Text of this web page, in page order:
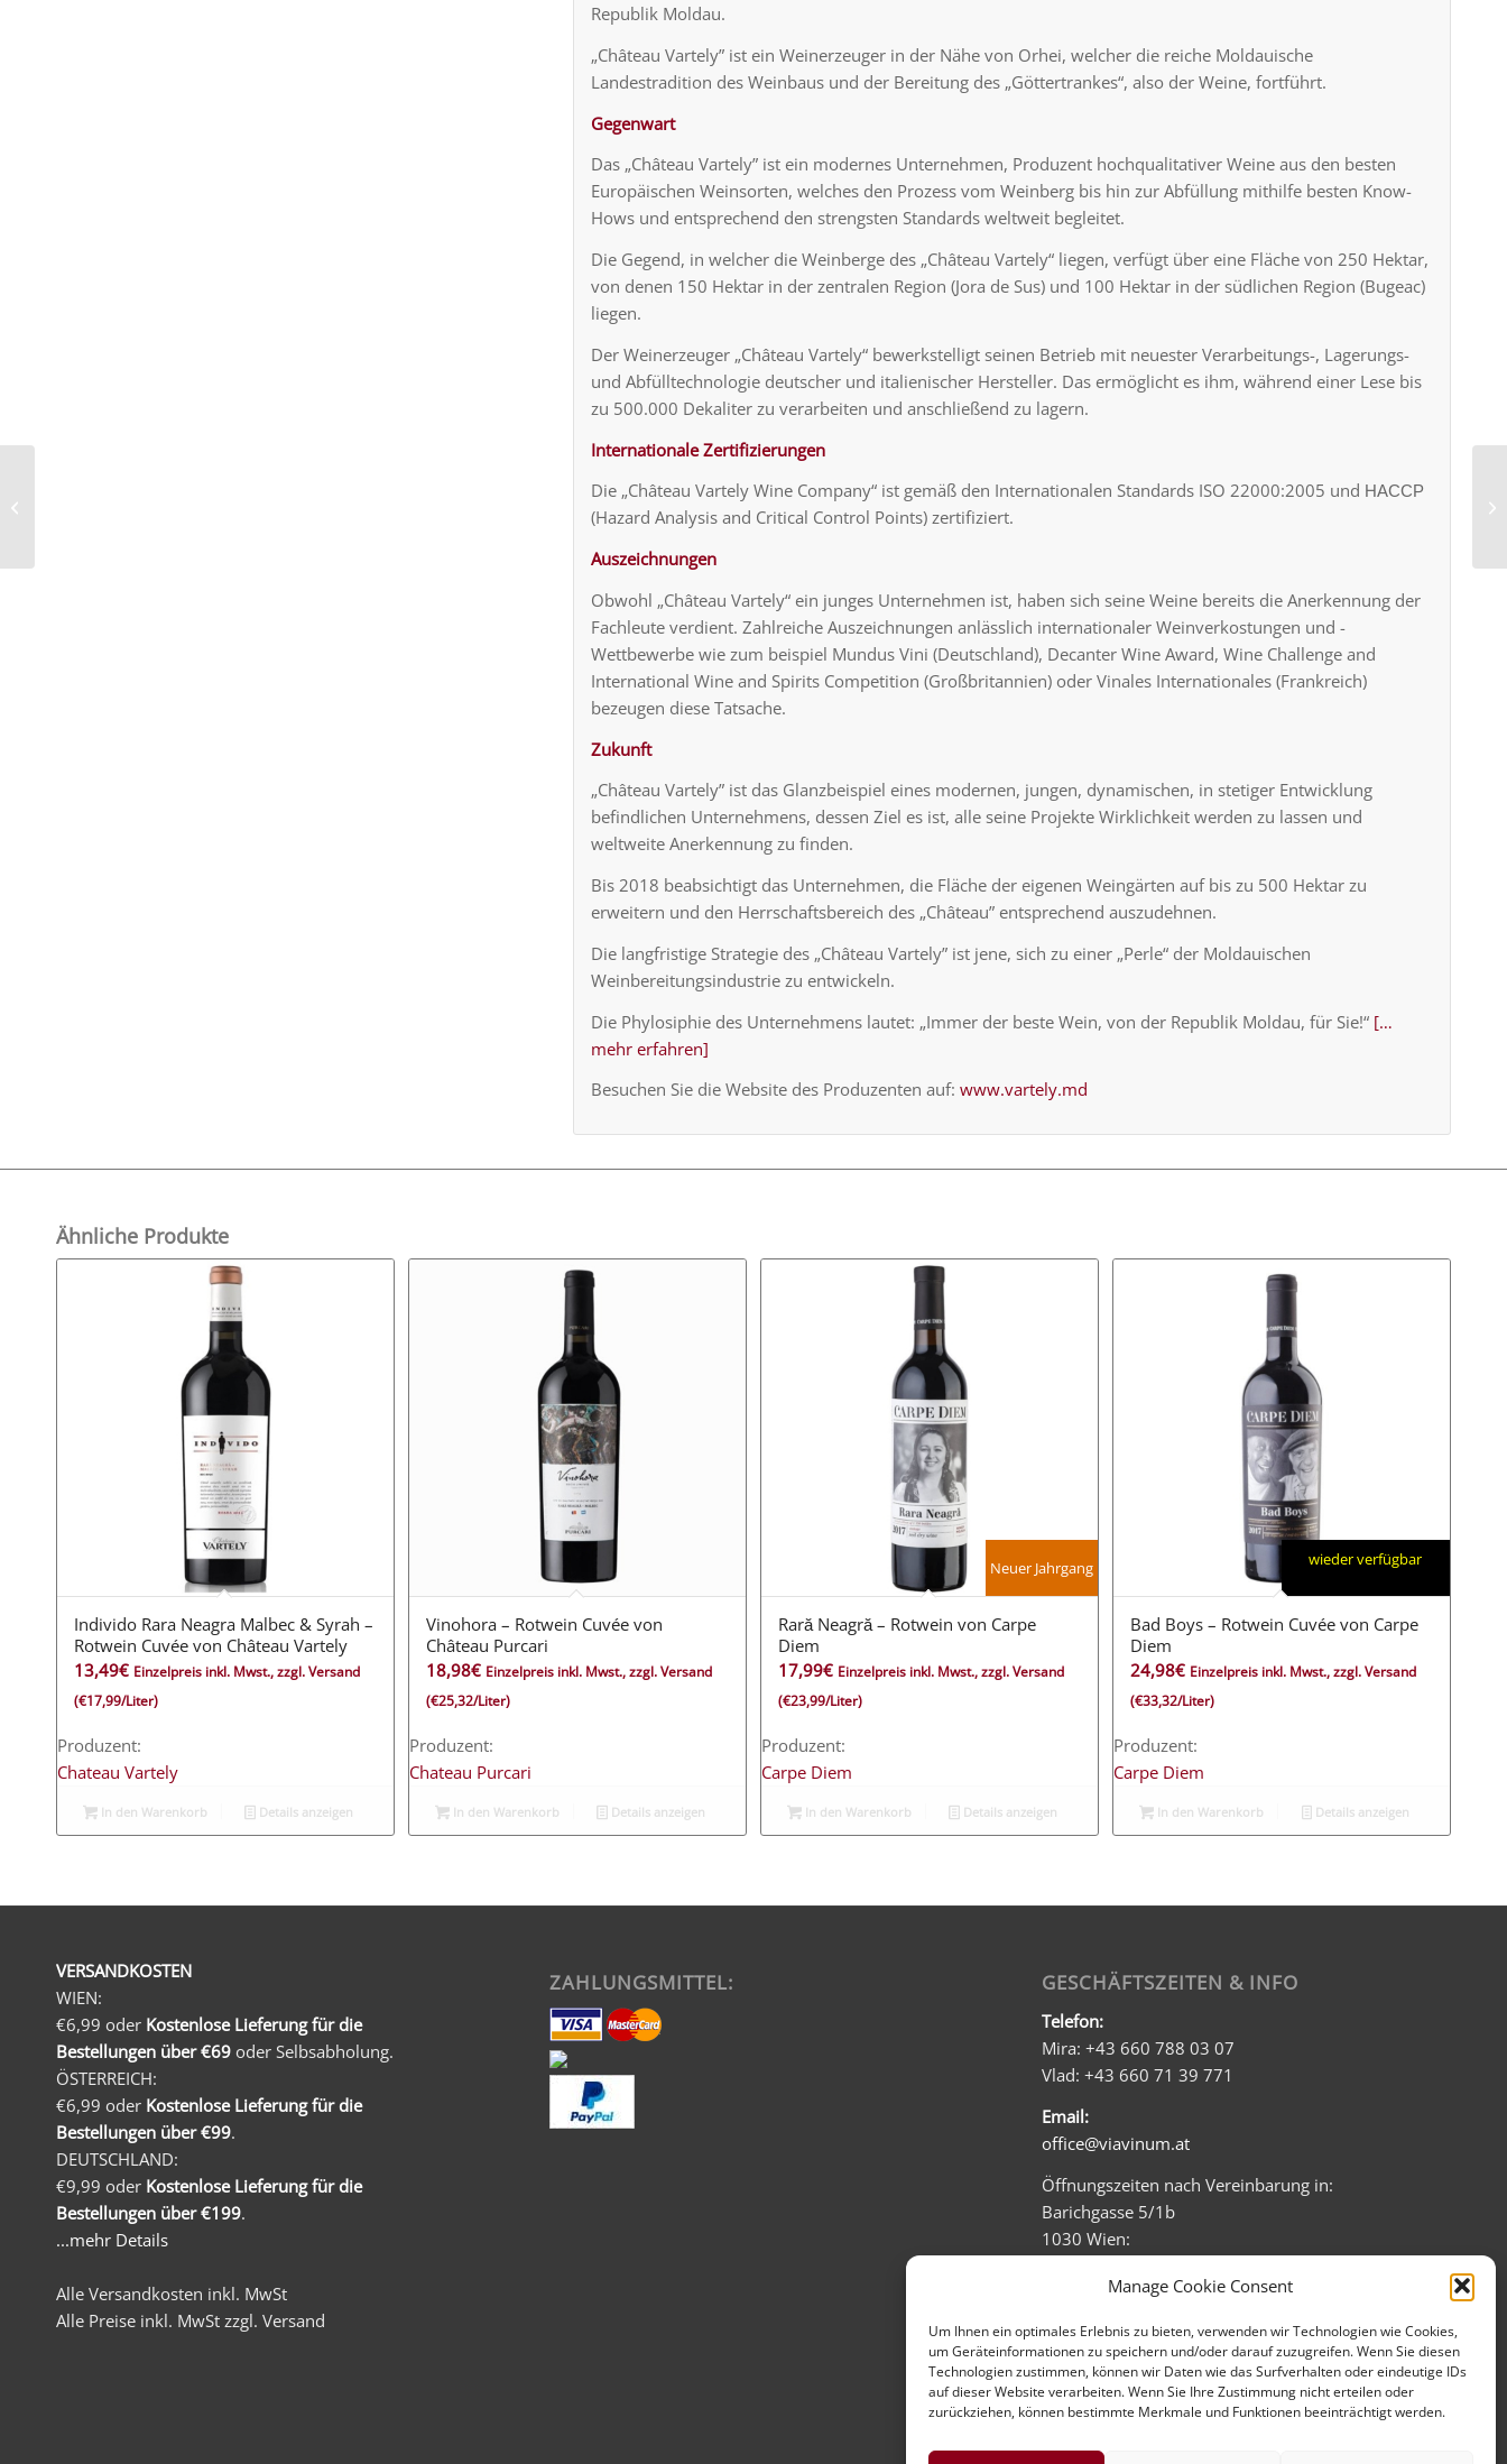
Manage Cookie Consent
Um Ihnen ein optimales Erlebnis zu bieten, verwenden wir Technologien wie Cookies,
um Geräteinformationen zu speichern und/oder darauf zuzugreifen. Wenn Sie diesen
Technologien zustimmen, können wir Daten wie das Surfverhalten oder eindeutige IDs
auf dieser Website verarbeiten. Wenn Sie Ihre Zustimmung nicht erteilen oder
zurückziehen, können bestimmte Merkmale und Funktionen beeinträchtigt werden.
Republik Moldau.
„Château Vartely” ist ein Weinerzeuger in der Nähe von Orhei, welcher die reiche Moldauische
Landestradition des Weinbaus und der Bereitung des „Göttertrankes“, also der Weine, fortführt.
Gegenwart
Das „Château Vartely” ist ein modernes Unternehmen, Produzent hochqualitativer Weine aus den besten
Europäischen Weinsorten, welches den Prozess vom Weinberg bis hin zur Abfüllung mithilfe besten Know-
Hows und entsprechend den strengsten Standards weltweit begleitet.
Die Gegend, in welcher die Weinberge des „Château Vartely“ liegen, verfügt über eine Fläche von 250 Hektar,
von denen 150 Hektar in der zentralen Region (Jora de Sus) und 100 Hektar in der südlichen Region (Bugeac)
liegen.
Der Weinerzeuger „Château Vartely“ bewerkstelligt seinen Betrieb mit neuester Verarbeitungs-, Lagerungs-
und Abfülltechnologie deutscher und italienischer Hersteller. Das ermöglicht es ihm, während einer Lese bis
zu 500.000 Dekaliter zu verarbeiten und anschließend zu lagern.
Internationale Zertifizierungen
Die „Château Vartely Wine Company“ ist gemäß den Internationalen Standards ISO 22000:2005 und НАССР
(Hazard Analysis and Critical Control Points) zertifiziert.
Auszeichnungen
Obwohl „Château Vartely“ ein junges Unternehmen ist, haben sich seine Weine bereits die Anerkennung der
Fachleute verdient. Zahlreiche Auszeichnungen anlässlich internationaler Weinverkostungen und -
Wettbewerbe wie zum beispiel Mundus Vini (Deutschland), Decanter Wine Award, Wine Challenge and
International Wine and Spirits Competition (Großbritannien) oder Vinales Internationales (Frankreich)
bezeugen diese Tatsache.
Zukunft
„Château Vartely” ist das Glanzbeispiel eines modernen, jungen, dynamischen, in stetiger Entwicklung
befindlichen Unternehmens, dessen Ziel es ist, alle seine Projekte Wirklichkeit werden zu lassen und
weltweite Anerkennung zu finden.
Bis 2018 beabsichtigt das Unternehmen, die Fläche der eigenen Weingärten auf bis zu 500 Hektar zu
erweitern und den Herrschaftsbereich des „Château” entsprechend auszudehnen.
Die langfristige Strategie des „Château Vartely” ist jene, sich zu einer „Perle“ der Moldauischen
Weinbereitungsindustrie zu entwickeln.
Die Phylosiphie des Unternehmens lautet: „Immer der beste Wein, von der Republik Moldau, für Sie!“ […
mehr erfahren]
Besuchen Sie die Website des Produzenten auf: www.vartely.md
Ähnliche Produkte
Individo Rara Neagra Malbec & Syrah –
Rotwein Cuvée von Château Vartely
13,49€ Einzelpreis inkl. Mwst., zzgl. Versand
(€17,99/Liter)
Produzent:
Chateau Vartely
In den Warenkorb Details anzeigen
Vinohora – Rotwein Cuvée von
Château Purcari
18,98€ Einzelpreis inkl. Mwst., zzgl. Versand
(€25,32/Liter)
Produzent:
Chateau Purcari
In den Warenkorb Details anzeigen
Neuer Jahrgang
Rară Neagră – Rotwein von Carpe
Diem
17,99€ Einzelpreis inkl. Mwst., zzgl. Versand
(€23,99/Liter)
Produzent:
Carpe Diem
In den Warenkorb Details anzeigen
wieder verfügbar
Bad Boys – Rotwein Cuvée von Carpe
Diem
24,98€ Einzelpreis inkl. Mwst., zzgl. Versand
(€33,32/Liter)
Produzent:
Carpe Diem
In den Warenkorb Details anzeigen
VERSANDKOSTEN
WIEN:
€6,99 oder Kostenlose Lieferung für die
Bestellungen über €69 oder Selbsabholung.
ÖSTERREICH:
€6,99 oder Kostenlose Lieferung für die
Bestellungen über €99.
DEUTSCHLAND:
€9,99 oder Kostenlose Lieferung für die
Bestellungen über €199.
...mehr Details
Alle Versandkosten inkl. MwSt
Alle Preise inkl. MwSt zzgl. Versand
ZAHLUNGSMITTEL: GESCHÄFTSZEITEN & INFO
Telefon:
Mira: +43 660 788 03 07
Vlad: +43 660 71 39 771
Email:
office@viavinum.at
Öffnungszeiten nach Vereinbarung in:
Barichgasse 5/1b
1030 Wien:
Sa: 09:00 - 16:00
Firmensitz (kein direkter Verkauf):
Tandelmarktgasse 16/1
1020 Wien